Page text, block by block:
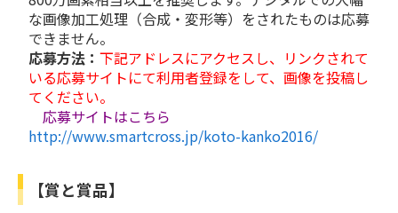
な画像加工処理（合成・変形等）をされたものは応募
できません。
応募方法： 下記アドレスにアクセスし、リンクされて
いる応募サイトにて利用者登録をして、画像を投稿し
てください。
応募サイトはこちら
http://www.smartcross.jp/koto-kanko2016/
【賞と賞品】